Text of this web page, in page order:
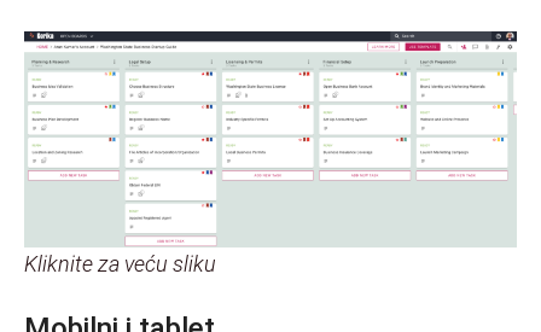
Kliknite za veću sliku